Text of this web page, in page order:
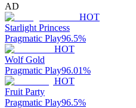
AD
HOT
Starlight Princess
Pragmatic Play96.5%
HOT
Wolf Gold
Pragmatic Play96.01%
HOT
Fruit Party
Pragmatic Play96.5%